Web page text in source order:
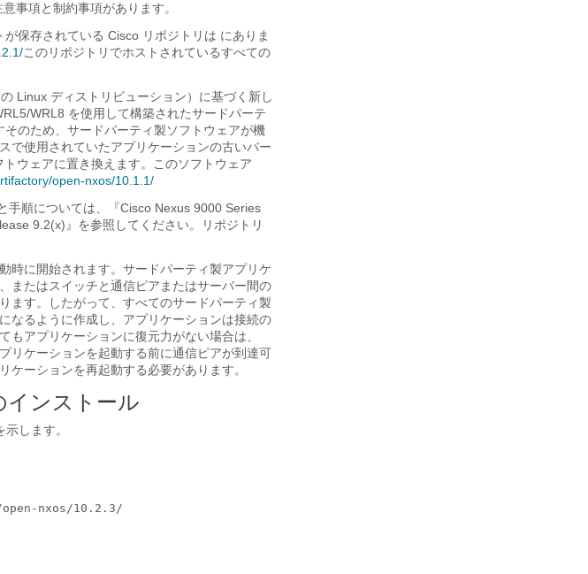
事項と制約事項があります。
保存されている Cisco リポジトリは にありま
このリポジトリでホストされているすべての
Linux ディストリビューション）に基づく新し
WRL8 を使用して構築されたサードパーテ
のため、サードパーティ製ソフトウェアが機
で使用されていたアプリケーションの古いバー
ウェアに置き換えます。このソフトウェア
open-nxos/10.1.1/
手順については、『Cisco Nexus 9000 Series
9.2(x)』を参照してください。リポジトリ
時に開始されます。サードパーティ製アプリケ
またはスイッチと通信ピアまたはサーバー間の
ます。したがって、すべてのサードパーティ製
なるように作成し、アプリケーションは接続の
アプリケーションに復元力がない場合は、
リケーションを起動する前に通信ピアが到達可
ーションを再起動する必要があります。
インストール
します。
nxos/10.2.3/